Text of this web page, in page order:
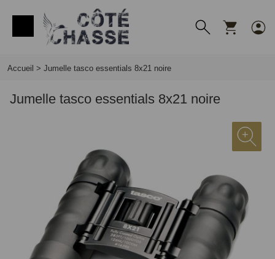
Accueil > Jumelle tasco essentials 8x21 noire
Jumelle tasco essentials 8x21 noire